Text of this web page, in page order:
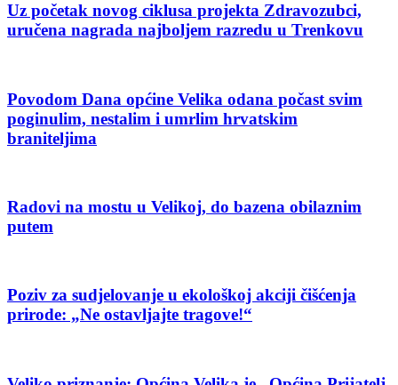
Uz početak novog ciklusa projekta Zdravozubci,
uručena nagrada najboljem razredu u Trenkovu
Povodom Dana općine Velika odana počast svim
poginulim, nestalim i umrlim hrvatskim
braniteljima
Radovi na mostu u Velikoj, do bazena obilaznim
putem
Poziv za sudjelovanje u ekološkoj akciji čišćenja
prirode: „Ne ostavljajte tragove!“